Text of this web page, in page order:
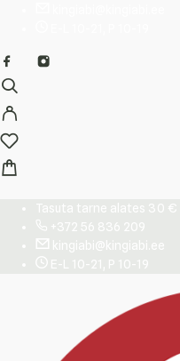
Tasuta tarne alates 30 €
+372 56 836 209
kingiabi@kingiabi.ee
E-L 10-21, P 10-19